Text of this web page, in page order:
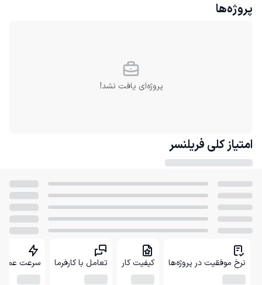
پروژه‌ها
پروژه‌ای یافت نشد!
امتیاز کلی فریلنسر
نرخ موفقیت در پروژه‌ها کیفیت کار تعامل با کارفرما سرعت عمل